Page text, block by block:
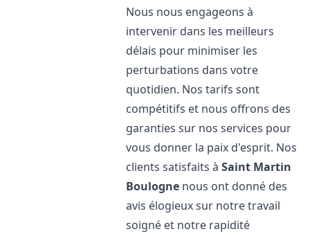
Nous nous engageons à
intervenir dans les meilleurs
délais pour minimiser les
perturbations dans votre
quotidien. Nos tarifs sont
compétitifs et nous offrons des
garanties sur nos services pour
vous donner la paix d'esprit. Nos
clients satisfaits àSaint Martin
Boulogne nous ont donné des
avis élogieux sur notre travail
soigné et notre rapidité